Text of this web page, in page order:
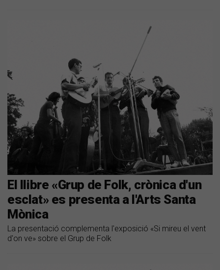
El llibre «Grup de Folk, crònica d'un
esclat» es presenta a l'Arts Santa
Mònica
La presentació complementa l'exposició «Si mireu el vent
d'on ve» sobre el Grup de Folk